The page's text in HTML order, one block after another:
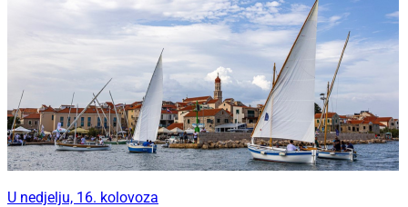
U nedjelju, 16. kolovoza